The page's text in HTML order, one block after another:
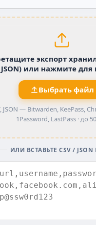
экспорт
JSON) или нажмите для
Выбрать файл
JSON — Bitwarden, KeePass,
1Password, LastPass ·до
ИЛИ ВСТАВЬТЕ CSV /